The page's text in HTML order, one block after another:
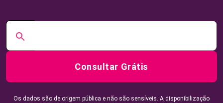
Consultar Grátis
Os dados são de origem pública e não são sensíveis. A disponibilização